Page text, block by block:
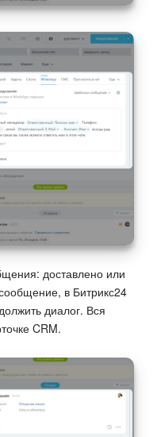
доставлено или
в Битрикс24
диалог. Вся
CRM.